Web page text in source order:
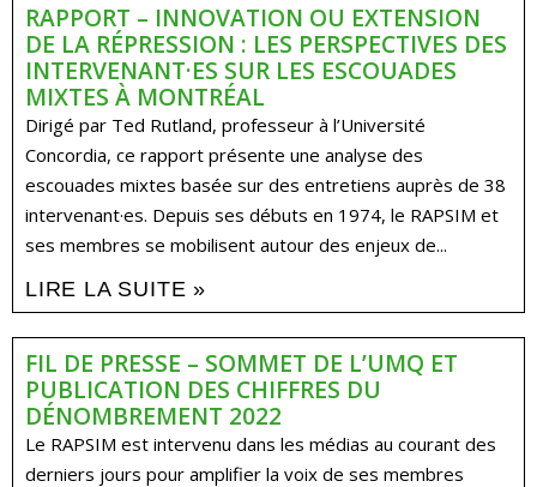
RAPPORT – INNOVATION OU EXTENSION
DE LA RÉPRESSION : LES PERSPECTIVES DES
INTERVENANT·ES SUR LES ESCOUADES
MIXTES À MONTRÉAL
Dirigé par Ted Rutland, professeur à l’Université
Concordia, ce rapport présente une analyse des
escouades mixtes basée sur des entretiens auprès de 38
intervenant·es. Depuis ses débuts en 1974, le RAPSIM et
ses membres se mobilisent autour des enjeux de...
LIRE LA SUITE »
FIL DE PRESSE – SOMMET DE L’UMQ ET
PUBLICATION DES CHIFFRES DU
DÉNOMBREMENT 2022
Le RAPSIM est intervenu dans les médias au courant des
derniers jours pour amplifier la voix de ses membres